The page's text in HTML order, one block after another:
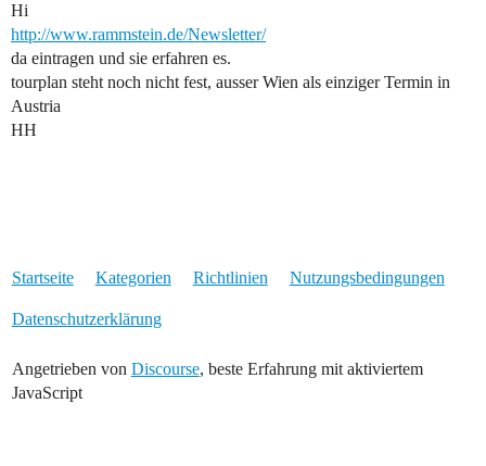
Hi
http://www.rammstein.de/Newsletter/
da eintragen und sie erfahren es.
tourplan steht noch nicht fest, ausser Wien als einziger Termin in
Austria
HH
Startseite Kategorien Richtlinien Nutzungsbedingungen
Datenschutzerklärung
Angetrieben von Discourse, beste Erfahrung mit aktiviertem
JavaScript